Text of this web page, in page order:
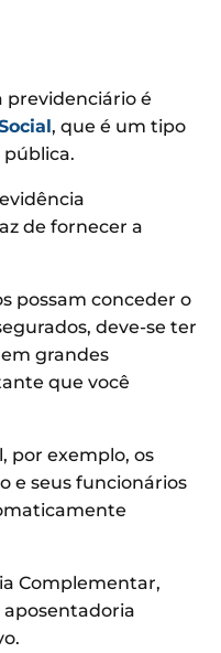
previdenciário é
, que é um tipo
de fornecer a
possam conceder o
deve-se ter
grandes
que você
por exemplo, os
e seus funcionários
Complementar,